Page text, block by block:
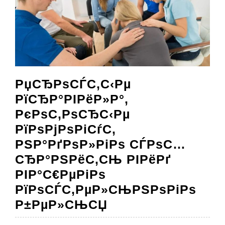
РџСЂРѕСЃС‚С‹Рµ
РїСЂР°РІРёР»Р°,
РєРѕС‚РѕСЂС‹Рµ
РїРѕРјРѕРіСѓС‚
РЅР°РґРѕР»РіРѕ СЃРѕС…
СЂР°РЅРёС‚СЊ РІРёРґ
РІР°С€РµРіРѕ
РїРѕСЃС‚РµР»СЊРЅРѕРіРѕ
Р±РµР»СЊСЏ
РїСЂР°РІРёР»Р°,